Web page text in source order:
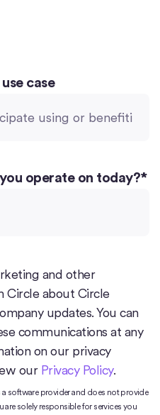
case
operate on today?*
and other
Circle about Circle
updates. You can
communications at any
on our privacy
our Privacy Policy.
a software provider and does not provide
are solely responsible for services you